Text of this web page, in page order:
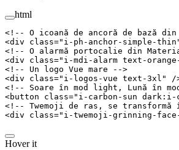
html
<!-- O icoană de ancoră de bază
<div class=" i-ph-anchor-simple-thin
<!-- O alarmă portocalie din
<div class=" i-mdi-alarm text-
<!-- Un logo Vue mare -->
<div class=" i-logos-vue text-3xl " /
<!-- Soare în mod light, Lună în
<button class=" i-carbon-sun dark:i-
<!-- Twemoji de ras, se
<div class=" i-twemoji-grinning-
Hover it